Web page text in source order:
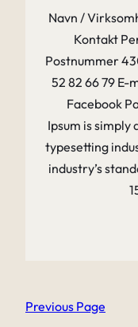
Navn /
Kontakt
Postnummer
52 82 66 79 E-
Facebook
Ipsum is
typesetting
industry’s
Previous Page